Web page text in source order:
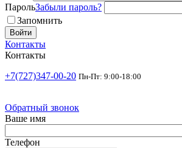
ПарольЗабыли пароль?
Запомнить
Войти
Контакты
Контакты
+7(727)347-00-20 Пн-Пт: 9:00-18:00
Обратный звонок
Ваше имя
Телефон